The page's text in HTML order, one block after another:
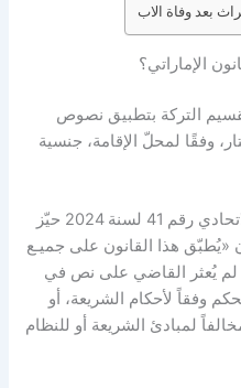
بعد وفاة الاب
الإماراتي؟
التركة بتطبيق نصوص
وفقًا لمحلّ الإقامة، جنسية
في دولة الإمارات، دخل القانون الاتحادي رقم 41 لسنة 2024 حيّز
في المادة (1) على أن «يُطبّق هذا القانون على جميـع
لم يُعثر القاضي على نص في
وفقاً لأحكام الشريعة، أو
لمبادئ الشريعة أو للنظام